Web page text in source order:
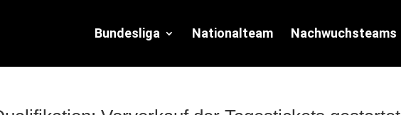
Bundesliga Nationalteam Nachwuchsteams